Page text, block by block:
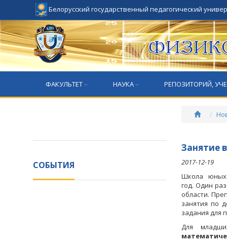
Белорусский государственный педагогический
ФАКУЛЬТЕТ НАУКА РЕПОЗИТОРИЙ,
СОБЫТИЯ
Занятие
2017-12-19
Школа юных
год. Один
области.
занятия по
задания для
Для